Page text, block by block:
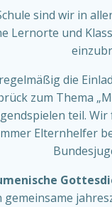
sind wir in
Lernorte und
die
zum Thema
teil.
Elternhelfer
gemeinsame